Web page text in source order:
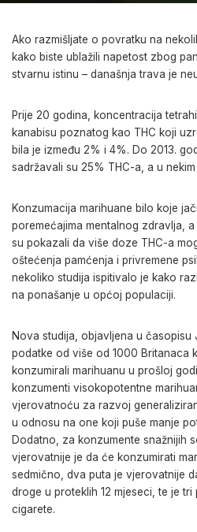
Ako razmišljate o povratku na
kako biste ublažili napetost zbog
stvarnu istinu – današnja trava je
Prije 20 godina, koncentracija
kanabisu poznatog kao THC koji
bila je između 2% i 4%. Do 2013.
sadržavali su 25% THC-a, a u
Konzumacija marihuane bilo koje
poremećajima mentalnog zdravlja,
su pokazali da više doze THC-a
oštećenja pamćenja i privremene
nekoliko studija ispitivalo je kako
na ponašanje u općoj populaciji.
Nova studija, objavljena u časopisu
podatke od više od 1000 Britanaca
konzumirali marihuanu u prošloj
konzumenti visokopotentne
vjerovatnoću za razvoj
u odnosu na one koji puše manje
Dodatno, za konzumente snažnijih
vjerovatnije je da će konzumirati
sedmično, dva puta je vjerovatnije
droge u proteklih 12 mjeseci, te je
cigarete.